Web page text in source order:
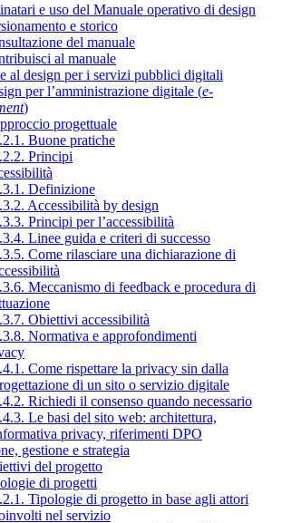
e uso del Manuale operativo di design
e storico
del manuale
al manuale
al design per i servizi pubblici digitali
per l’amministrazione digitale (e-
)
progettuale
Buone pratiche
Principi
Definizione
Accessibilità by design
Principi per l’accessibilità
Linee guida e criteri di successo
Come rilasciare una dichiarazione di
Meccanismo di feedback e procedura di
Obiettivi accessibilità
Normativa e approfondimenti
Come rispettare la privacy sin dalla
di un sito o servizio digitale
Richiedi il consenso quando necessario
Le basi del sito web: architettura,
privacy, riferimenti DPO
gestione e strategia
del progetto
di progetti
Tipologie di progetto in base agli attori
nel servizio